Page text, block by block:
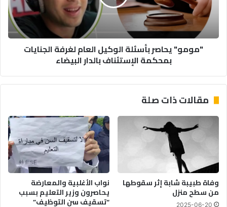
لغرفة
الجنايات
بمحكمة
الإستئناف
"مومو" يحاصر بأسئلة الوكيل العام لغرفة الجنايات
بمحكمة الإستئناف بالدار البيضاء
مقالات ذات صلة
وفاة طبيبة شابة إثر سقوطها
من سطح منزل
2025-06-20
نواب الأغلبية والمعارضة
يحاصرون وزير التعليم بسبب
“تسقيف سن التوظيف”